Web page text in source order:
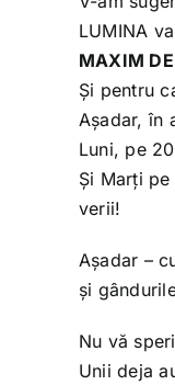
LUMINA
MAXIM
Și pentru
Așadar, în
Luni, pe
Și Marți
verii!
Așadar –
și
Nu vă
Unii deja